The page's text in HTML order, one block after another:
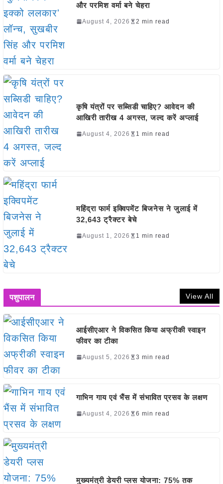
और परमिश वर्मा बने चेहरा
August 4, 2026 2 min read
कृषि यंत्रों पर सब्सिडी चाहिए? आवेदन की
आखिरी तारीख 4 अगस्त, जल्द करें अप्लाई
August 4, 2026 1 min read
महिंद्रा फार्म इक्विपमेंट बिजनेस ने जुलाई में
32,643 ट्रैक्टर बेचे
August 1, 2026 1 min read
पशुपालन View All
आईसीएआर ने विकसित किया अफ्रीकी स्वाइन
फीवर का टीका
August 5, 2026 3 min read
गाभिन गाय एवं भैंस में संभावित प्रसव के लक्षण
August 4, 2026 6 min read
मुख्यमंत्री डेयरी प्लस योजना: 75% तक